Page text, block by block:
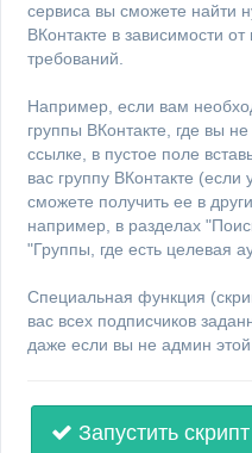
сервиса вы сможете найти
ВКонтакте в зависимости
требований.
Например, если вам
группы ВКонтакте, где вы
ссылке, в пустое поле
вас группу ВКонтакте (если
сможете получить ее в
например, в разделах
"Группы, где есть целевая
Специальная функция
вас всех подписчиков
даже если вы не админ этой
Запустить